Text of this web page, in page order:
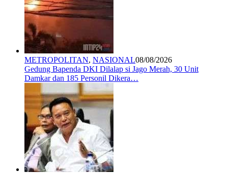
METROPOLITAN, NASIONAL08/08/2026
Gedung Bapenda DKI Dilalap si Jago Merah, 30 Unit
Damkar dan 185 Personil Dikera…